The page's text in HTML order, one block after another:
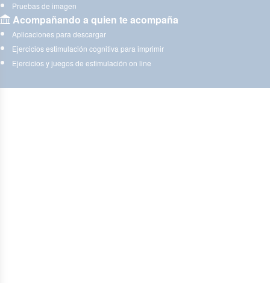
Pruebas de imagen
Acompañando a quien te acompaña
Aplicaciones para descargar
Ejercicios estimulación cognitiva para imprimir
Ejercicios y juegos de estimulación on line